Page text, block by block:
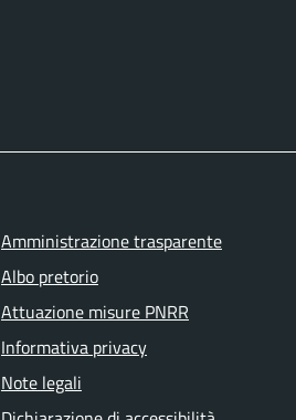
Amministrazione trasparente
Albo pretorio
Attuazione misure PNRR
Informativa privacy
Note legali